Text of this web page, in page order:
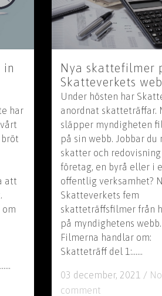
in
har
att
om
Nya skattefilmer
Skatteverkets
Under hösten har
anordnat skatteträffar.
släpper myndigheten
på sin webb. Jobbar du
skatter och
företag, en byrå eller i
offentlig verksamhet?
Skatteverkets fem
skatteträffsfilmer från
på myndighetens webb.
Filmerna handlar om:
Skatteträff del 1:......
03 december, 2021 / No
comment